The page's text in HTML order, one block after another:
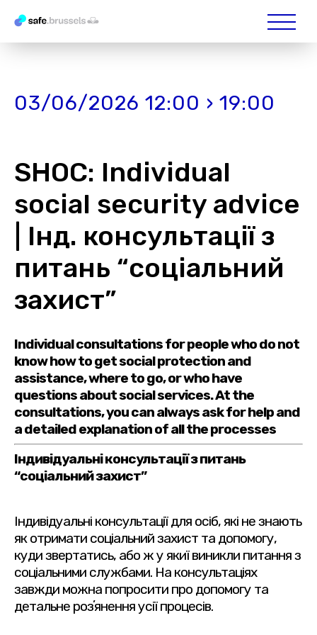
03/06/2026 12:00 › 19:00
SHOC: Individual
social security advice
| Інд. консультації з
питань “соціальний
захист”
Individual consultations for people who do not
know how to get social protection and
assistance, where to go, or who have
questions about social services. At the
consultations, you can always ask for help and
a detailed explanation of all the processes
Індивідуальні консультації з питань
“соціальний захист”
Індивідуальні консультації для осіб, які не знають
як отримати соціальний захист та допомогу,
куди звертатись, або ж у якиї виникли питання з
соціальними службами. На консультаціях
завжди можна попросити про допомогу та
детальне розʼянення усії процесів.